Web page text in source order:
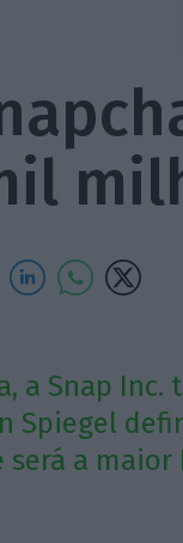
a Snap Inc.
Spiegel
será a